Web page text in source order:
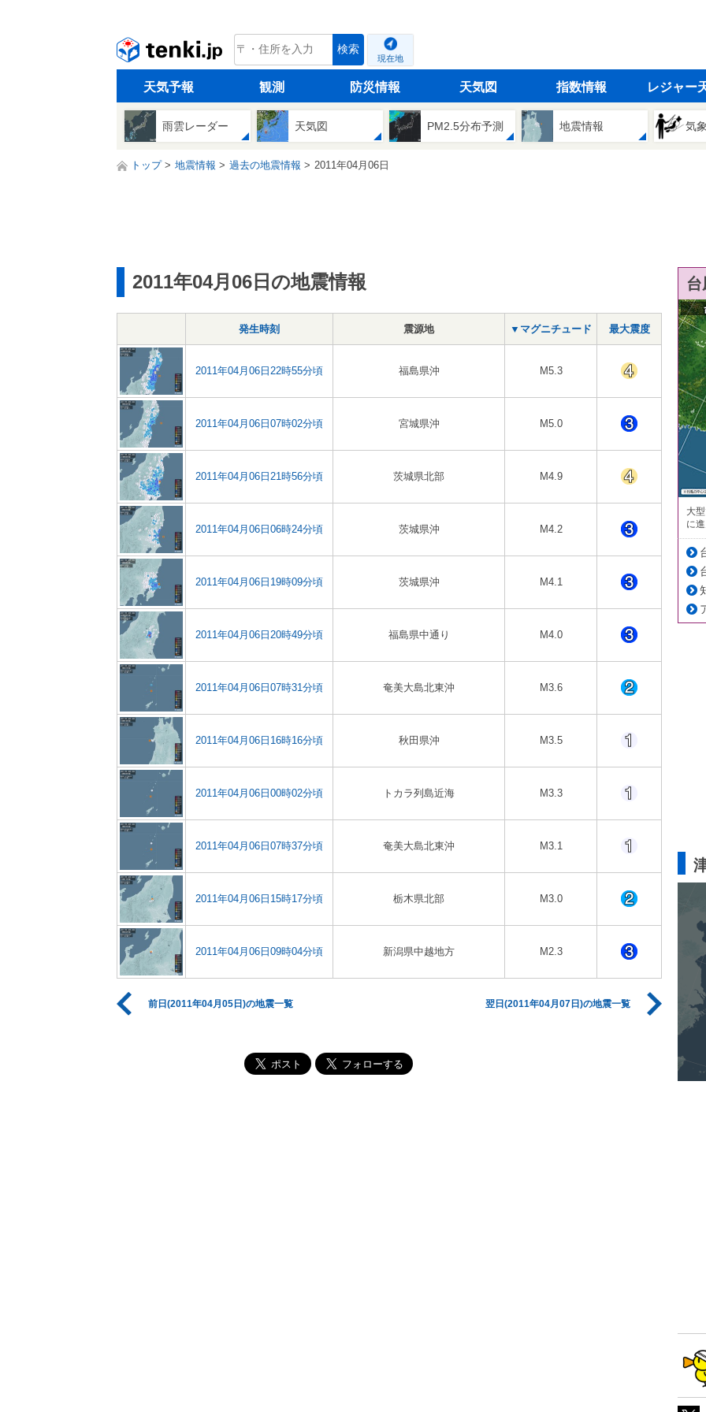
tenki.jp 検索
現在地
天気予報 観測 防災情報 天気図 指数情報 レジャー
雨雲レーダー 天気図 PM2.5分布予測 地震情報 気
トップ 地震情報 過去の地震情報 2011年04月06日
2011年04月06日の地震情報
発生時刻 震源地 ▼マグニチュード 最大震度
2011年04月06日22時55分頃 福島県沖 M5.3
2011年04月06日07時02分頃 宮城県沖 M5.0
2011年04月06日21時56分頃 茨城県北部 M4.9
2011年04月06日06時24分頃 茨城県沖 M4.2
2011年04月06日19時09分頃 茨城県沖 M4.1
2011年04月06日20時49分頃 福島県中通り M4.0
2011年04月06日07時31分頃 奄美大島北東沖 M3.6
2011年04月06日16時16分頃 秋田県沖 M3.5
2011年04月06日00時02分頃 トカラ列島近海 M3.3
2011年04月06日07時37分頃 奄美大島北東沖 M3.1
2011年04月06日15時17分頃 栃木県北部 M3.0
2011年04月06日09時04分頃 新潟県中越地方 M2.3
前日(2011年04月05日)の地震一覧 翌日(2011年04月07日)の地震一覧
大
に